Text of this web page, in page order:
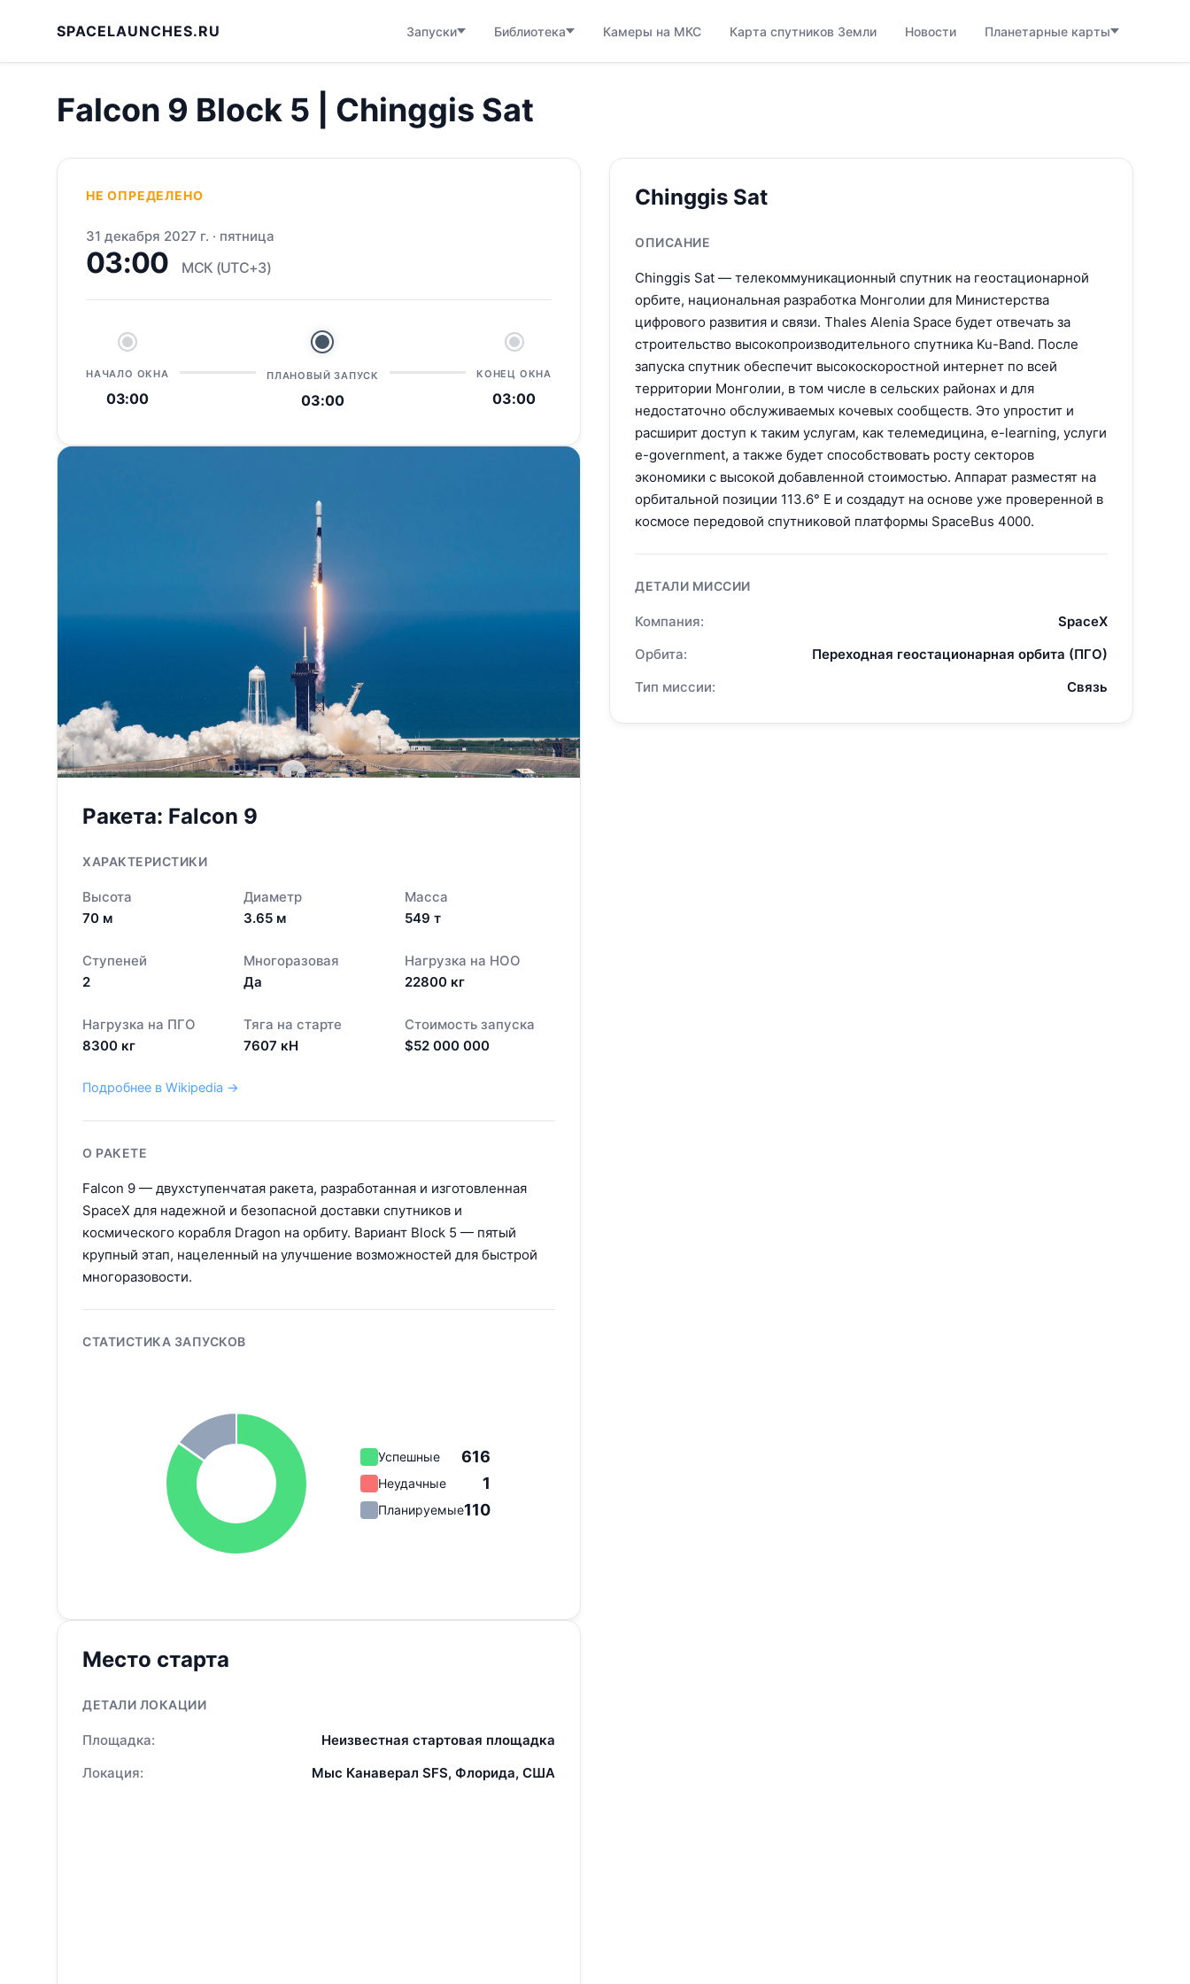
SPACELAUNCHES.RU Запуски Библиотека Камеры на МКС Карта спутников Земли Новости Планетарные карты
Falcon 9 Block 5 | Chinggis Sat
НЕ ОПРЕДЕЛЕНО
31 декабря 2027 г. · пятница
03:00 МСК (UTC+3)
НАЧАЛО ОКНА
03:00
ПЛАНОВЫЙ ЗАПУСК
03:00
КОНЕЦ ОКНА
03:00
Ракета: Falcon 9
ХАРАКТЕРИСТИКИ
Высота
70 м
Диаметр
3.65 м
Масса
549 т
Ступеней
2
Многоразовая
Да
Нагрузка на НОО
22800 кг
Нагрузка на ПГО
8300 кг
Тяга на старте
7607 кН
Стоимость запуска
$52 000 000
Подробнее в Wikipedia →
О РАКЕТЕ
Falcon 9 — двухступенчатая ракета, разработанная и изготовленная
SpaceX для надежной и безопасной доставки спутников и
космического корабля Dragon на орбиту. Вариант Block 5 — пятый
крупный этап, нацеленный на улучшение возможностей для быстрой
многоразовости.
СТАТИСТИКА ЗАПУСКОВ
Успешные 616
Неудачные 1
Планируемые110
Место старта
ДЕТАЛИ ЛОКАЦИИ
Площадка:
Неизвестная стартовая площадка
Локация:
Мыс Канаверал SFS, Флорида, США
Chinggis Sat
ОПИСАНИЕ
Chinggis Sat — телекоммуникационный спутник на геостационарной
орбите, национальная разработка Монголии для Министерства
цифрового развития и связи. Thales Alenia Space будет отвечать за
строительство высокопроизводительного спутника Ku-Band. После
запуска спутник обеспечит высокоскоростной интернет по всей
территории Монголии, в том числе в сельских районах и для
недостаточно обслуживаемых кочевых сообществ. Это упростит и
расширит доступ к таким услугам, как телемедицина, e-learning, услуги
e-government, а также будет способствовать росту секторов
экономики с высокой добавленной стоимостью. Аппарат разместят на
орбитальной позиции 113.6° E и создадут на основе уже проверенной в
космосе передовой спутниковой платформы SpaceBus 4000.
ДЕТАЛИ МИССИИ
Компания:
SpaceX
Орбита:
Переходная геостационарная орбита (ПГО)
Тип миссии:
Связь